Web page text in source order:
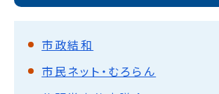
市政結和
市民ネット・むろらん